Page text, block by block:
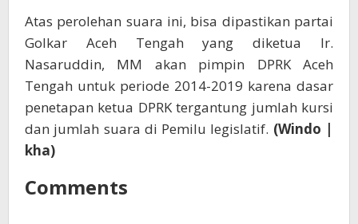
Atas perolehan suara ini, bisa dipastikan partai
Golkar Aceh Tengah yang diketua Ir.
Nasaruddin, MM akan pimpin DPRK Aceh
Tengah untuk periode 2014-2019 karena dasar
penetapan ketua DPRK tergantung jumlah kursi
dan jumlah suara di Pemilu legislatif. (Windo |
kha)
Comments